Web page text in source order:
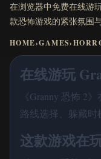
在浏览器中免费在线游
款恐怖游戏的紧张氛围
HOME›GAMES›
在线游玩
《Granny 恐怖 2
路线选择、躲藏时
这款游戏在